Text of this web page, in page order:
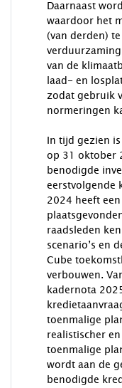
Daarnaast
waardoor het
(van derden)
van de
laad- en
zodat gebruik
normeringen
In tijd gezien
op 31 oktober
benodigde
eerstvolgende
2024 heeft
raadsleden
scenario’s en
Cube
verbouwen.
kadernota
toenmalige
realistischer
toenmalige
wordt aan de
benodigde